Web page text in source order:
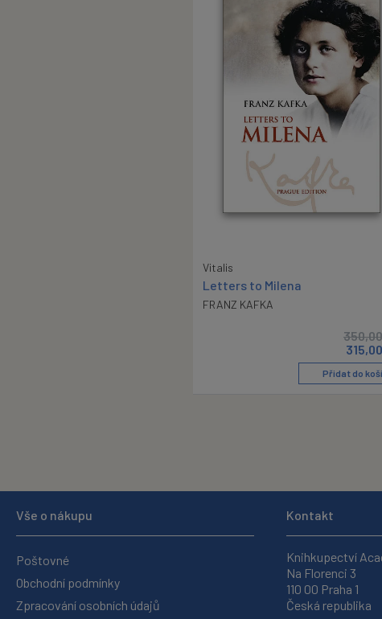
Vitalis
Letters to Milena
FRANZ KAFKA
350,00
315,00
Přidat do
Vše o nákupu
Poštovné
Obchodní podmínky
Zpracování osobních údajů
Kontakt
Knihkupectví
Na Florenci 3
110 00 Praha 1
Česká republika